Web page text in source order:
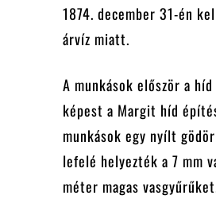
1874. december 31-én
árvíz miatt.
A munkások először a
képest a Margit híd
munkások egy nyílt
lefelé helyezték a 7 mm
méter magas